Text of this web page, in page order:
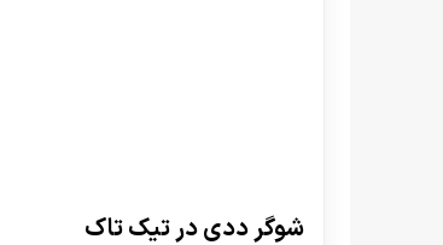
شوگر ددی در تیک تاک